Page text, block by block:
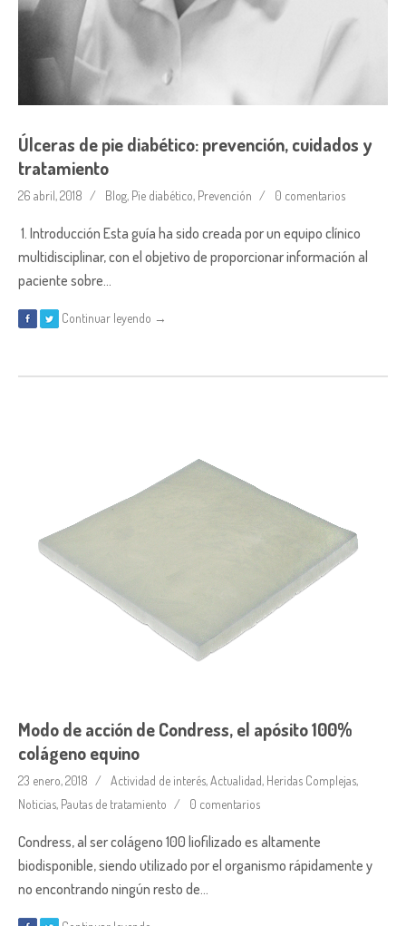
Úlceras de pie diabético: prevención, cuidados y
tratamiento
26 abril, 2018 Blog, Pie diabético, Prevención 0 comentarios
1. Introducción Esta guía ha sido creada por un equipo clínico
multidisciplinar, con el objetivo de proporcionar información al
paciente sobre…
Continuar leyendo →
Modo de acción de Condress, el apósito 100%
colágeno equino
23 enero, 2018 Actividad de interés,Actualidad, Heridas Complejas,
Noticias, Pautas de tratamiento 0 comentarios
Condress, al ser colágeno 100 liofilizado es altamente
biodisponible, siendo utilizado por el organismo rápidamente y
no encontrando ningún resto de…